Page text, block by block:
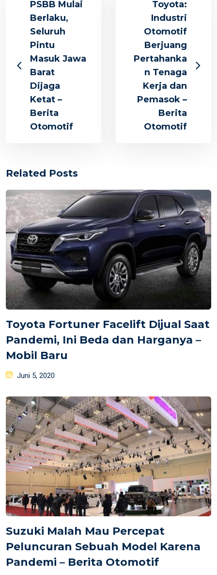
PSBB Mulai
Berlaku,
Seluruh
Pintu
Masuk Jawa
Barat
Dijaga
Ketat –
Berita
Otomotif
Toyota:
Industri
Otomotif
Berjuang
Pertahanka
n Tenaga
Kerja dan
Pemasok –
Berita
Otomotif
Related Posts
Toyota Fortuner Facelift Dijual Saat
Pandemi, Ini Beda dan Harganya –
Mobil Baru
Posted
Juni 5, 2020
Suzuki Malah Mau Percepat
Peluncuran Sebuah Model Karena
Pandemi – Berita Otomotif